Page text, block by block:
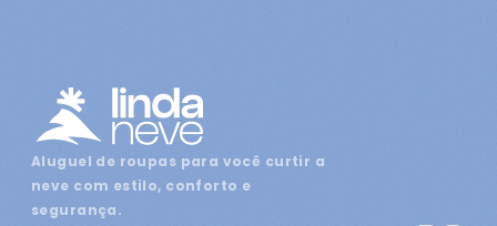
Aluguel de roupas para você curtir a
neve com estilo, conforto e
segurança.